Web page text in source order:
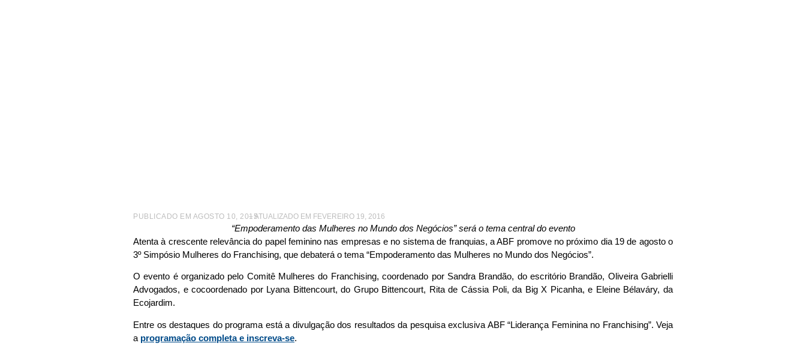
PUBLICADO EM AGOSTO 10, 2015– ATUALIZADO EM FEVEREIRO 19, 2016
“Empoderamento das Mulheres no Mundo dos Negócios” será o tema central do evento
Atenta à crescente relevância do papel feminino nas empresas e no sistema de franquias, a ABF promove no próximo dia 19 de agosto o
3º Simpósio Mulheres do Franchising, que debaterá o tema “Empoderamento das Mulheres no Mundo dos Negócios”.
O evento é organizado pelo Comitê Mulheres do Franchising, coordenado por Sandra Brandão, do escritório Brandão, Oliveira Gabrielli
Advogados, e cocoordenado por Lyana Bittencourt, do Grupo Bittencourt, Rita de Cássia Poli, da Big X Picanha, e Eleine Bélaváry, da
Ecojardim.
Entre os destaques do programa está a divulgação dos resultados da pesquisa exclusiva ABF “Liderança Feminina no Franchising”. Veja
a programação completa e inscreva-se.